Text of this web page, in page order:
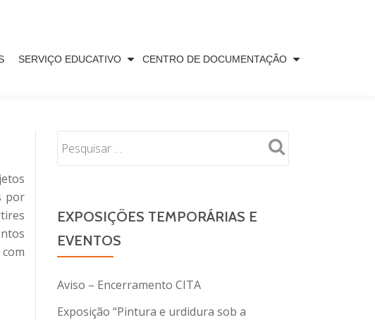
SERVIÇO EDUCATIVO
CENTRO DE DOCUMENTAÇÃO
por
EXPOSIÇÕES TEMPORÁRIAS E
EVENTOS
Aviso – Encerramento CITA
Exposição “Pintura e urdidura sob a